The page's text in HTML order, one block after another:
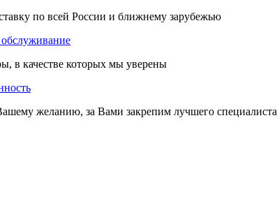
по всей России и ближнему зарубежью
обслуживание
в качестве которых мы уверены
желанию, за Вами закрепим лучшего специалиста